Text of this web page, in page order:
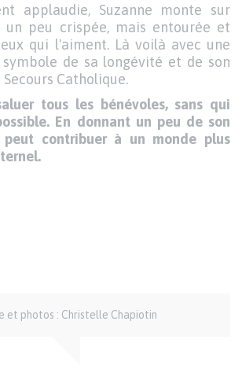
applaudie, Suzanne monte sur
un peu crispée, mais entourée et
qui l'aiment. Là voilà avec une
de sa longévité et de son
Catholique.
tous les bénévoles, sans qui
En donnant un peu de son
peut contribuer à un monde plus
et photos : Christelle Chapiotin